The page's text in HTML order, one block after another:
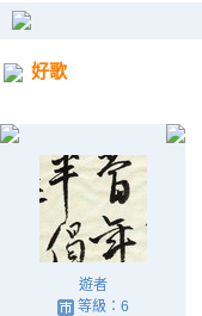
好歌
遊者
等級：6